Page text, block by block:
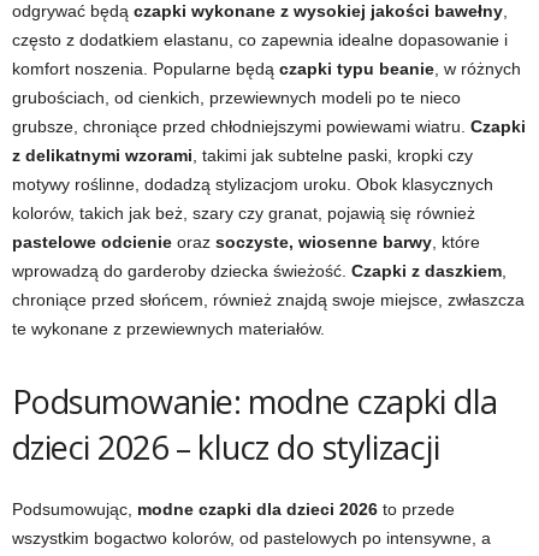
odgrywać będą czapki wykonane z wysokiej jakości bawełny
często z dodatkiem elastanu, co zapewnia idealne dopasowanie i
komfort noszenia. Popularne będą czapki typu beanie , w różnych
grubościach, od cienkich, przewiewnych modeli po te nieco
grubsze, chroniące przed chłodniejszymi powiewami wiatru. Czapki
z delikatnymi wzorami , takimi jak subtelne paski, kropki czy
motywy roślinne, dodadzą stylizacjom uroku. Obok klasycznych
kolorów, takich jak beż, szary czy granat, pojawią się również
pastelowe odcienie oraz soczyste, wiosenne barwy , które
wprowadzą do garderoby dziecka świeżość. Czapki z daszkiem
chroniące przed słońcem, również znajdą swoje miejsce, zwłaszcza
te wykonane z przewiewnych materiałów.
Podsumowanie: modne czapki dla
dzieci 2026 – klucz do stylizacji
Podsumowując, modne czapki dla dzieci 2026 to przede
wszystkim bogactwo kolorów, od pastelowych po intensywne, a